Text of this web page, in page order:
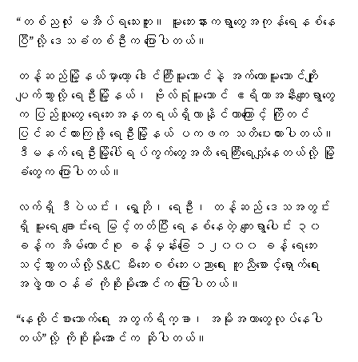
“တစ်ညလုံး မအိပ်ရသေးဘူး။ မူးဘေးနားကရွာတွေအကုန်ရေနစ်နေ
ပြီ”လို့ ဒေသခံတစ်ဦးက ပြောပါတယ်။
တန့်ဆည်မြို့နယ်မှာတော့ ဒေါင်ကြီးမူးဘောင်နဲ့ အက်တောမူးဘောင်ကျိုး
ပျက်သွားလို့ ရေဦးမြို့နယ်၊ ဗိုလ်ရုံမူးဘောင် ဧရိယာအနီးကျေးရွာတွေ
က ပြည်သူတွေ ရေဘေးအန္တရယ်ရှိလာနိုင်တာကြောင့် ကြိုတင်
ပြင်ဆင်ထားကြဖို့ ရေဦးမြို့နယ် ပကဖက သတိပေးထားပါတယ်။
ဒီမနက် ရေဦးမြို့ပေါ်ရပ်ကွက်တွေအထိ ရေကြီးရေလျှံနေတယ်လို့ မြို့
ခံတွေက ပြောပါတယ်။
လက်ရှိ ဒီပဲယင်း၊ ရွှေဘို၊ ရေဦး၊ တန့်ဆည် ဒေသအတွင်း
ရှိ မူးရေ ချောင်းရေ မြင့်တတ်ပြီး ရေနစ်နေတဲ့ ကျေးရွာပေါင်း ၃၀
ခန့်က အိမ်ထောင်စု ခန့်မှန်းခြေ ၁၂၀၀၀ ခန့် ရေဘေး
သင့်သွားတယ်လို့ S&C မီးဘေးစစ်ဘေးပညာရေး ကူညီစောင့်ရှောက်ရေး
အဖွဲ့တာဝန်ခံ ကိုစိုးမိုးအောင်က ပြောပါတယ်။
“နေထိုင်စားသောက်ရေး အတွက်ရိက္ခာ၊ အမိုးအကာတွေလုပ်နေပါ
တယ်”လို့ ကိုစိုးမိုးအောင်က ဆိုပါတယ်။